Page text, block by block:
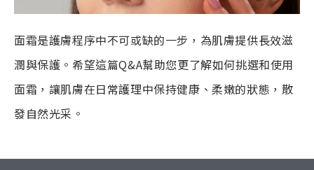
面霜是護膚程序中不可或缺的一步，為肌膚提供長效滋
潤與保護。希望這篇Q&A幫助您更了解如何挑選和使用
面霜，讓肌膚在日常護理中保持健康、柔嫩的狀態，散
發自然光采。